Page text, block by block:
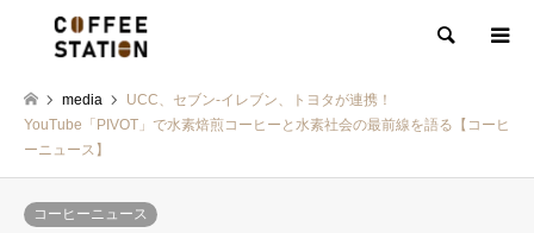
検索
media
UCC、セブン-イレブン、トヨタが連携！
YouTube「PIVOT」で水素焙煎コーヒーと水素社会の最前線を語る【コーヒ
ーニュース】
コーヒーニュース